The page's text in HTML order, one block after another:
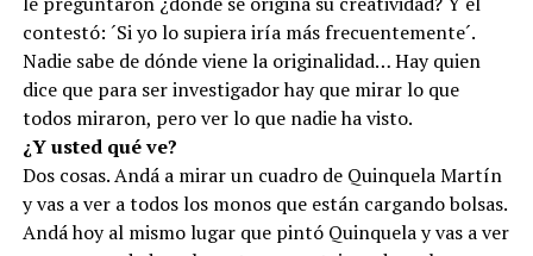
contestó: ´Si yo lo supiera iría más frecuentemente´.
Nadie sabe de dónde viene la originalidad… Hay quien
dice que para ser investigador hay que mirar lo que
todos miraron, pero ver lo que nadie ha visto.
¿Y usted qué ve?
Dos cosas. Andá a mirar un cuadro de Quinquela Martín
y vas a ver a todos los monos que están cargando bolsas.
Andá hoy al mismo lugar que pintó Quinquela y vas a ver